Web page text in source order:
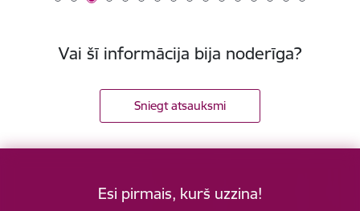
Vai šī informācija bija noderīga?
Sniegt atsauksmi
Esi pirmais, kurš uzzina!